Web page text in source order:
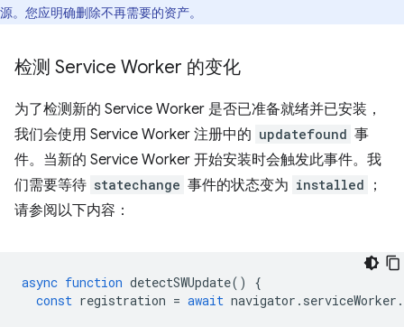
源。您应明确删除不再需要的资产。
检测 Service Worker 的变化
为了检测新的 Service Worker 是否已准备就绪并已安装，
我们会使用 Service Worker 注册中的 updatefound 事
件。当新的 Service Worker 开始安装时会触发此事件。我
们需要等待 statechange 事件的状态变为 installed
；
请参阅以下内容：
async function detectSWUpdate()
{
const registration = await navigator . serviceWorker .